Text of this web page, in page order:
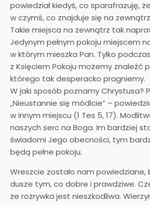
powiedział kiedyś, co sparafrazuję,
w czymś, co znajduje się na
Takie miejsca na zewnątrz tak
Jedynym pełnym pokoju miejscem
w którym mieszka Pan. Tylko
z Księciem Pokoju możemy znaleźć
którego tak desperacko pragniemy.
W jaki sposób poznamy Chrystusa?
„Nieustannie się módlcie” –
w innym miejscu (1 Tes 5, 17).
naszych serc na Boga. Im bardziej
świadomi Jego obecności, tym
będą pełne pokoju.
Wreszcie zostało nam powiedziane,
dusze tym, co dobre i prawdziwe.
że rozrywka jest nieszkodliwa.